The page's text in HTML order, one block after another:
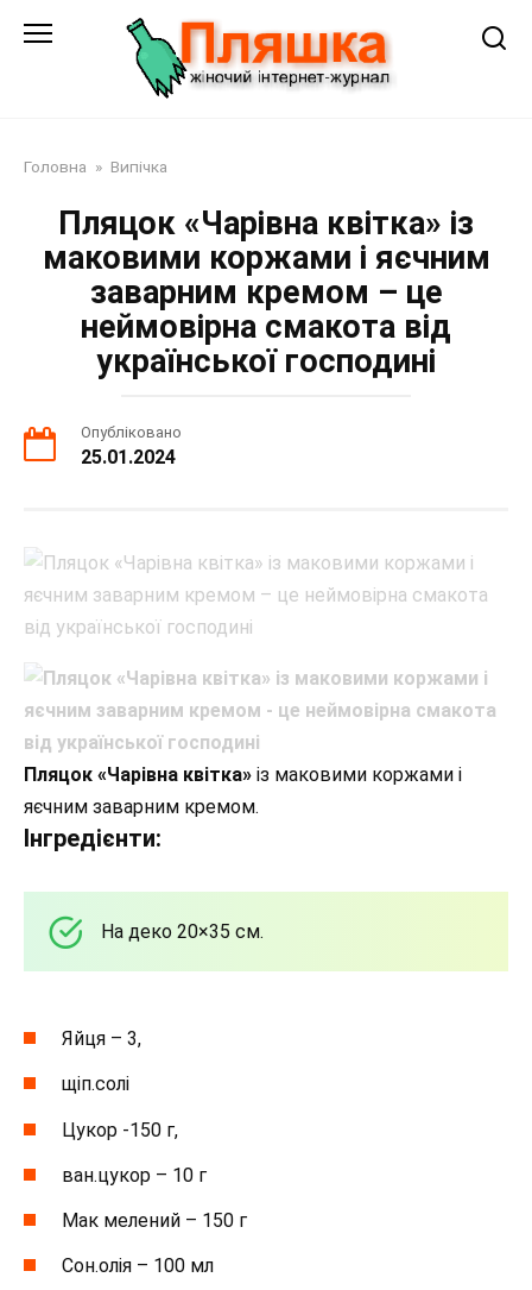
Головна » Випічка
Пляцок «Чарівна квітка» із
маковими коржами і яєчним
заварним кремом – це
неймовірна смакота від
української господині
Опубліковано
25.01.2024
Пляцок «Чарівна квітка» із маковими коржами і
яєчним заварним кремом.
Інгредієнти:
На деко 20×35 см.
Яйця – 3,
щіп.солі
Цукор -150 г,
ван.цукор – 10 г
Мак мелений – 150 г
Сон.олія – 100 мл